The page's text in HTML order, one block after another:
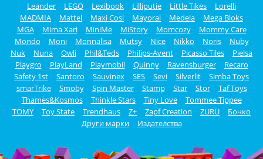
Leander
LEGO Lexibook Lilliputie Little Tikes
Lorelli
MADMIA
Mattel Maxi Cosi Mayoral Medela
Mega Bloks
MGA
Mima Xari MiniMe MiStory Momcozy
Mommy Care
Mondo
Moni Monnalisa Mutsy Nice Nikko Noris
Nuby
Nuk
Nuna Owli Phil&Teds Philips-Avent Picasso Tiles
Pielsa
Playgro
PlayLand Playmobil Quinny Ravensburger
Recaro
Safety 1st
Santoro Sauvinex SES Sevi Silverlit
Simba Toys
smarTrike
Smoby Spin Master Stamp Star Stor
Taf Toys
Thames&Kosmos
Thinkle Stars Tiny Love
Tommee Tippee
TOMY
Toy State Trendhaus Z+ Zapf Creation ZURU
Бочко
Други марки
Издателства